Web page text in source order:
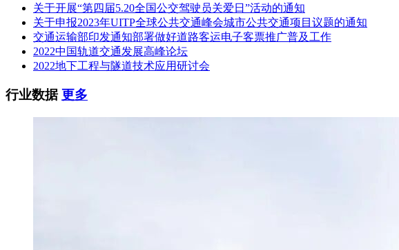
关于开展“第四届5.20全国公交驾驶员关爱日”活动的通知
关于申报2023年UITP全球公共交通峰会城市公共交通项目议题的通知
交通运输部印发通知部署做好道路客运电子客票推广普及工作
2022中国轨道交通发展高峰论坛
2022地下工程与隧道技术应用研讨会
行业数据更多